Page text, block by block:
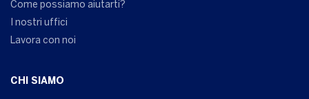
Come possiamo aiutarti?
I nostri uffici
Lavora con noi
CHI SIAMO